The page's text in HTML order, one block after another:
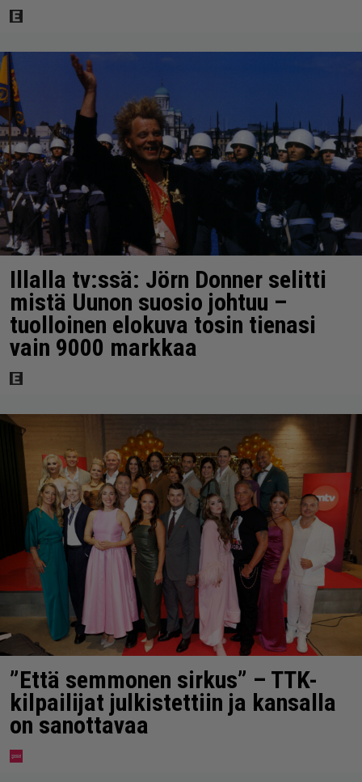
Illalla tv:ssä: Jörn Donner selitti
mistä Uunon suosio johtuu –
tuolloinen elokuva tosin tienasi
vain 9000 markkaa
”Että semmonen sirkus” – TTK-
kilpailijat julkistettiin ja kansalla
on sanottavaa